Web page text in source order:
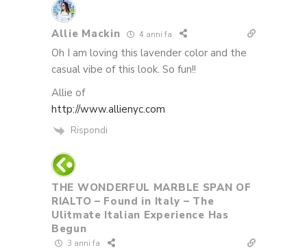
Allie Mackin 4 anni fa
Oh I am loving this lavender color and the
casual vibe of this look. So fun!!
Allie of
http://www.allienyc.com
Rispondi
THE WONDERFUL MARBLE SPAN OF
RIALTO – Found in Italy – The
Ulitmate Italian Experience Has
Begun
3 anni fa